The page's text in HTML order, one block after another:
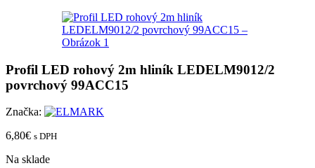
Profil LED rohový 2m hliník LEDELM9012/2
povrchový 99ACC15
Značka:
6,80€ s DPH
Na sklade